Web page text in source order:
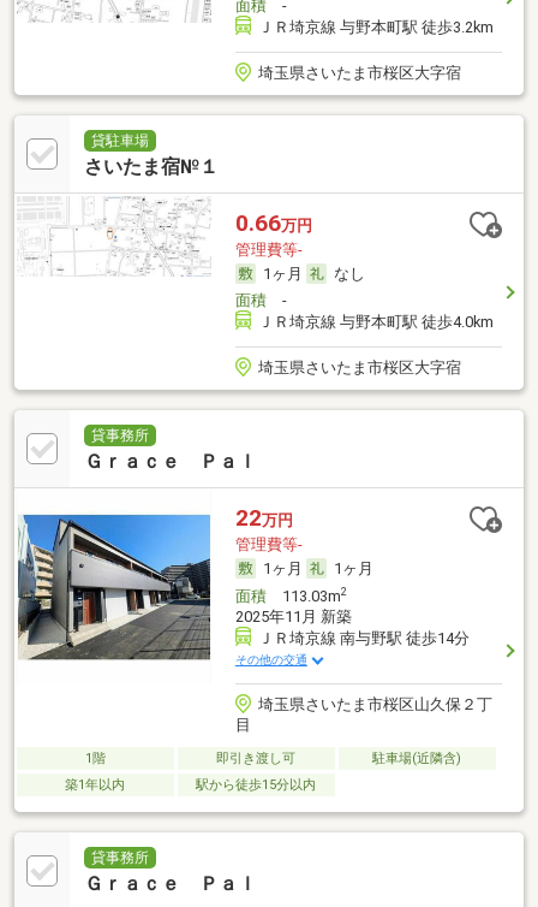
面積-
ＪＲ埼京線 与野本町駅 徒歩3.2km
埼玉県さいたま市桜区大字宿
貸駐車場
さいたま宿№１
0.66万円
管理費等-
1ヶ月
なし
面積-
ＪＲ埼京線 与野本町駅 徒歩4.0km
埼玉県さいたま市桜区大字宿
貸事務所
Ｇｒａｃｅ Ｐａｌ
22万円
管理費等-
1ヶ月
1ヶ月
面積113.03m2
2025年11月 新築
ＪＲ埼京線 南与野駅 徒歩14分
その他の交通
埼玉県さいたま市桜区山久保２丁
目
1階 即引き渡し可
駐車場(近隣含)
築1年以内
駅から徒歩15分以内
貸事務所
Ｇｒａｃｅ Ｐａｌ